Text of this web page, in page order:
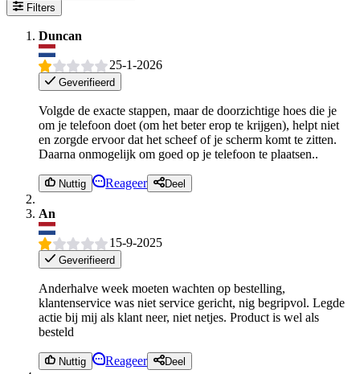
Filters
Duncan
25-1-2026
Geverifieerd
Volgde de exacte stappen, maar de doorzichtige hoes die je
om je telefoon doet (om het beter erop te krijgen), helpt niet
en zorgde ervoor dat het scheef of je scherm komt te zitten.
Daarna onmogelijk om goed op je telefoon te plaatsen..
Nuttig Reageer Deel
An
15-9-2025
Geverifieerd
Anderhalve week moeten wachten op bestelling,
klantenservice was niet service gericht, nig begripvol. Legde
actie bij mij als klant neer, niet netjes. Product is wel als
besteld
Nuttig Reageer Deel